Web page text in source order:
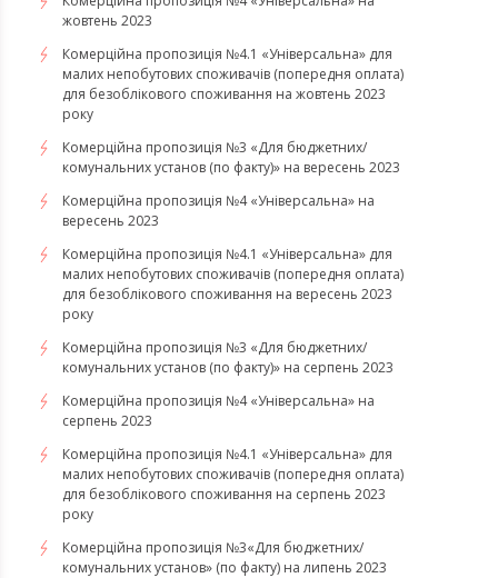
жовтень 2023
Комерційна пропозиція №4.1 «Універсальна» для
малих непобутових споживачів (попередня оплата)
для безоблікового споживання на жовтень 2023
року
Комерційна пропозиція №3 «Для бюджетних/
комунальних установ (по факту)» на вересень 2023
Комерційна пропозиція №4 «Універсальна» на
вересень 2023
Комерційна пропозиція №4.1 «Універсальна» для
малих непобутових споживачів (попередня оплата)
для безоблікового споживання на вересень 2023
року
Комерційна пропозиція №3 «Для бюджетних/
комунальних установ (по факту)» на серпень 2023
Комерційна пропозиція №4 «Універсальна» на
серпень 2023
Комерційна пропозиція №4.1 «Універсальна» для
малих непобутових споживачів (попередня оплата)
для безоблікового споживання на серпень 2023
року
​​​​​​​Комерційна пропозиція №3«Для бюджетних/
комунальних установ» (по факту) на липень 2023